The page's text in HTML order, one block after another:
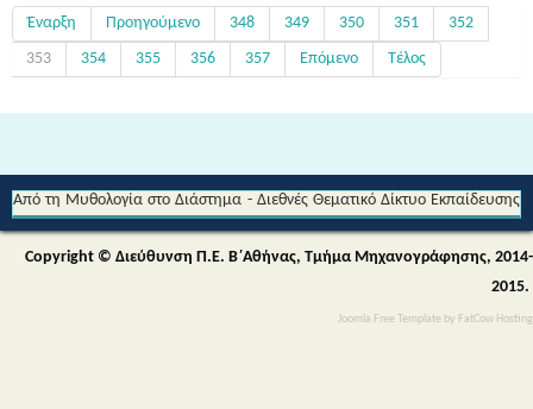
Joomla Free Template by FatCow Hosting
Έναρξη Προηγούμενο 348 349 350 351
352
353
354 355 356 357 Επόμενο Τέλος
για την Αειφορία (Περιβαλλοντικής & Πολιτιστικής Εκπαίδευσης)
Copyright © Διεύθυνση Π.Ε. Β΄Αθήνας, Τμήμα Μηχανογράφησης, 2014-
2015.